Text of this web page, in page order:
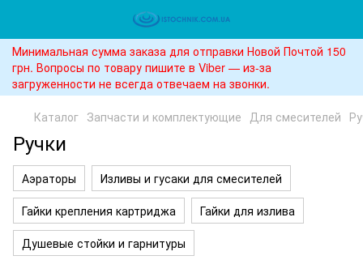
Минимальная сумма заказа для отправки Новой Почтой 150
грн. Вопросы по товару пишите в Viber — из-за
загруженности не всегда отвечаем на звонки.
Каталог Запчасти и комплектующие Для смесителей
Ручки
Аэраторы
Изливы и гусаки для смесителей
Гайки крепления картриджа
Гайки для излива
Душевые стойки и гарнитуры